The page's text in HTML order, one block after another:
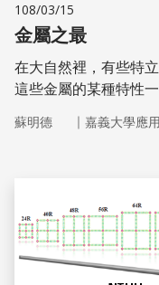
108/03/15
金屬之最
在大自然裡，有些特
這些金屬的某種特性
蘇明德 ｜ 嘉義大學應